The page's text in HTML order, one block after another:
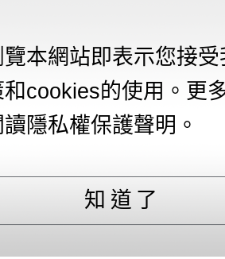
本網站即表示您接
cookies的使用。更
隱私權保護聲明。
知道了